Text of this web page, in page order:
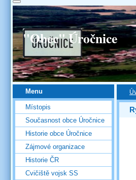
"Obec" Úročnice
Menu
Místopis
Současnost obce Úročnice
Historie obce Úročnice
Zájmové organizace
Historie ČR
Cvičiště vojsk SS